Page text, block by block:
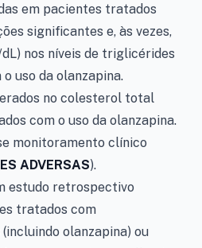
em pacientes tratados
significantes e, às vezes,
nos níveis de triglicérides
uso da olanzapina.
no colesterol total
com o uso da olanzapina.
monitoramento clínico
ADVERSAS).
estudo retrospectivo
tratados com
olanzapina) ou